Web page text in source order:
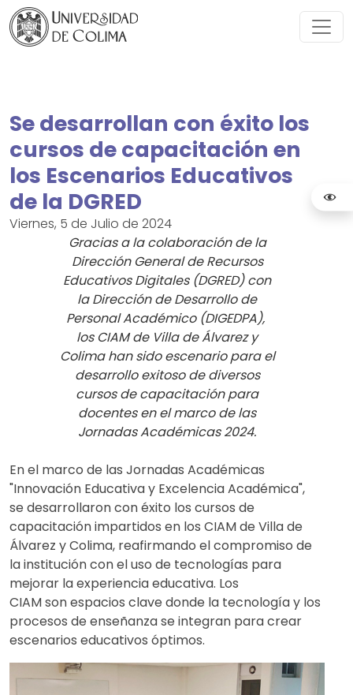
Se desarrollan con éxito los
cursos de capacitación en
los Escenarios Educativos
de la DGRED
Viernes, 5 de Julio de 2024
Gracias a la colaboración de la
Dirección General de Recursos
Educativos Digitales (DGRED) con
la Dirección de Desarrollo de
Personal Académico (DIGEDPA),
los CIAM de Villa de Álvarez y
Colima han sido escenario para el
desarrollo exitoso de diversos
cursos de capacitación para
docentes en el marco de las
Jornadas Académicas 2024.
En el marco de las Jornadas Académicas
"Innovación Educativa y Excelencia Académica",
se desarrollaron con éxito los cursos de
capacitación impartidos en los CIAM de Villa de
Álvarez y Colima, reafirmando el compromiso de
la institución con el uso de tecnologías para
mejorar la experiencia educativa. Los
CIAM son espacios clave donde la tecnología y los
procesos de enseñanza se integran para crear
escenarios educativos óptimos.